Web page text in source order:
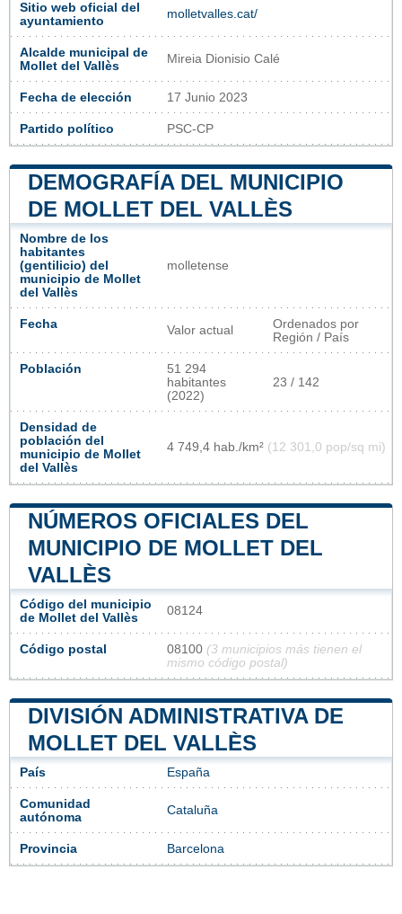
Sitio web oficial del
ayuntamiento
molletvalles.cat/
Alcalde municipal de
Mollet del Vallès
Mireia Dionisio Calé
Fecha de elección 17 Junio 2023
Partido político PSC-CP
DEMOGRAFÍA DEL MUNICIPIO
DE MOLLET DEL VALLÈS
Nombre de los
habitantes
(gentilicio) del
municipio de Mollet
del Vallès
molletense
Fecha Valor actual
Ordenados por
Región / País
Población
51 294
habitantes
(2022)
23 / 142
Densidad de
población del
municipio de Mollet
del Vallès
4 749,4 hab./km² (12 301,0 pop/sq mi)
NÚMEROS OFICIALES DEL
MUNICIPIO DE MOLLET DEL
VALLÈS
Código del municipio
de Mollet del Vallès
08124
Código postal 08100 (3 municipios más tienen el
mismo código postal)
DIVISIÓN ADMINISTRATIVA DE
MOLLET DEL VALLÈS
País España
Comunidad
autónoma
Cataluña
Provincia Barcelona